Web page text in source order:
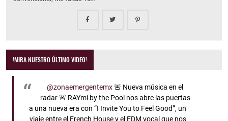
!MIRA NUESTRO ÚLTIMO VIDEO!
@zonaemergentemx🚨 Nueva música en el
radar 🚨 RAYmi by the Pool nos abre las puertas
a una nueva era con “I Invite You to Feel Good”, un
viaje entre el French House y el EDM vocal que nos